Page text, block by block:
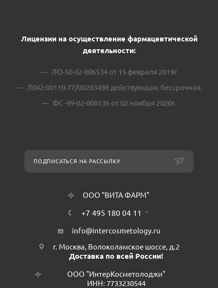
Лицензии на осуществление фармацевтической
деятельности:
ЛО-50-02-006534 от 15 февраля 2019г
Л042-00110-77/00283498 действующая, бессрочная.
ФС -99-02-008136 от 02 ноября 2020г.
ПОДПИСАТЬСЯ НА РАССЫЛКУ
ООО "ВИТА ФАРМ"
+7 495 180 04 11
info@intercosmetology.ru
г. Москва, Волоколамское шоссе, д.2
Доставка по всей России!
ООО "ИнтерКосметолоджи"
ИНН: 7733230544